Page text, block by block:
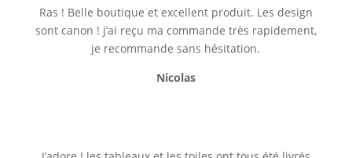
Ras ! Belle boutique et excellent produit. Les design
sont canon ! j’ai reçu ma commande très rapidement,
je recommande sans hésitation.
Nicolas